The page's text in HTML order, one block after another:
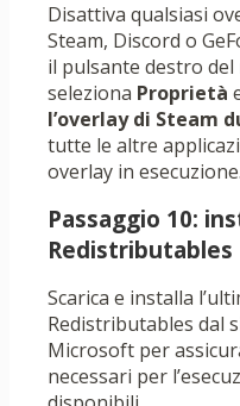
Disattiva qualsiasi
Steam, Discord o
il pulsante destro del
seleziona Proprietà
l’overlay di Steam
tutte le altre
overlay in esecuzione.
Passaggio 10:
Redistributables
Scarica e installa
Redistributables dal
Microsoft per
necessari per